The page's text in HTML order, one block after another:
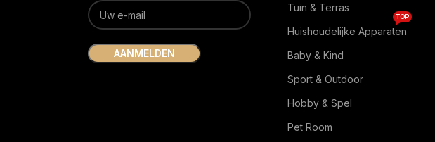
Tuin & Terras
Huishoudelijke Apparaten
TOP
Baby & Kind
Sport & Outdoor
Hobby & Spel
Pet Room